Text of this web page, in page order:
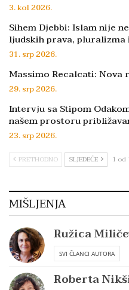
3. kol 2026.
Sihem Djebbi: Islam nije
ljudskih prava,
31. srp 2026.
Massimo Recalcati: Nova
29. srp 2026.
Intervju sa Stipom
našem prostoru
23. srp 2026.
PRETHODNO SLJEDEĆE 1 od
MIŠLJENJA
Ružica
SVI ČLANCI AUTORA
Roberta